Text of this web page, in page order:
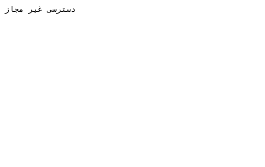
دسترسی غیر مجاز